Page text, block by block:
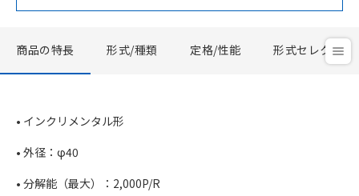
商品の特長 形式/種類 定格/性能 形式セレクタ
• インクリメンタル形
• 外径：φ40
• 分解能（最大）：2,000P/R